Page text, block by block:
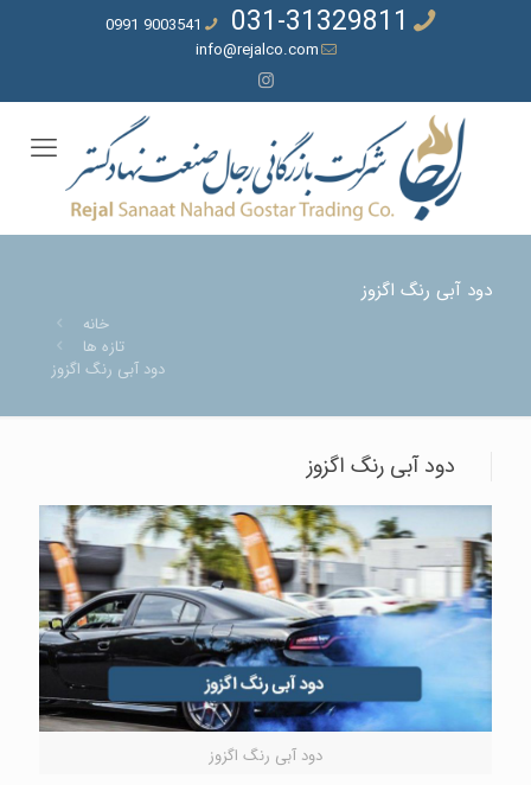
031-31329811
9003541 0991
info@rejalco.com
دود آبی رنگ اگزوز
خانه
تازه ها
دود آبی رنگ اگزوز
دود آبی رنگ اگزوز
دود آبی رنگ اگزوز